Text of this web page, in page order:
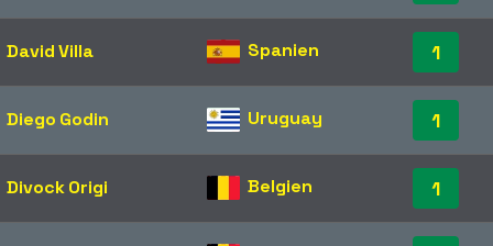
David Villa Spanien 1
Diego Godin Uruguay 1
Divock Origi Belgien 1